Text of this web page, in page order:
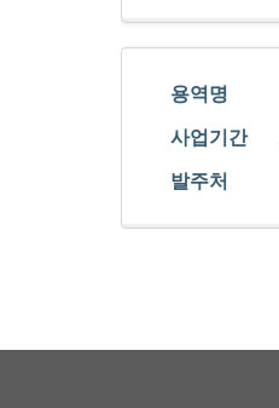
용역명
사업기간
발주처